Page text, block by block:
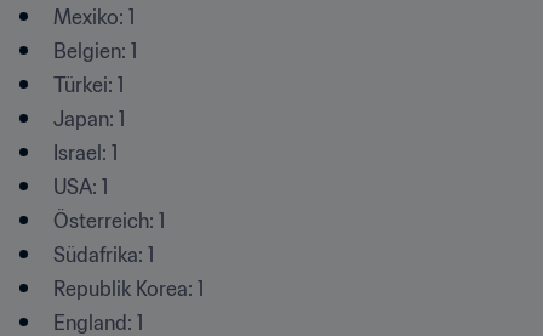
Mexiko: 1
Belgien: 1
Türkei: 1
Japan: 1
Israel: 1
USA: 1
Österreich: 1
Südafrika: 1
Republik Korea: 1
England: 1